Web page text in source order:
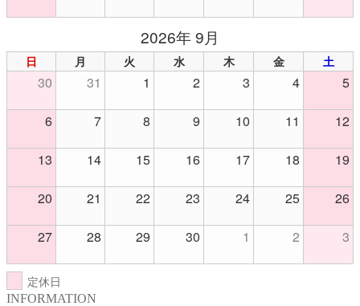
2026年 9月
日 月 火 水 木 金 土
30 31 1 2 3 4 5
6 7 8 9 10 11 12
13 14 15 16 17 18 19
20 21 22 23 24 25 26
27 28 29 30 1 2 3
定休日
INFORMATION